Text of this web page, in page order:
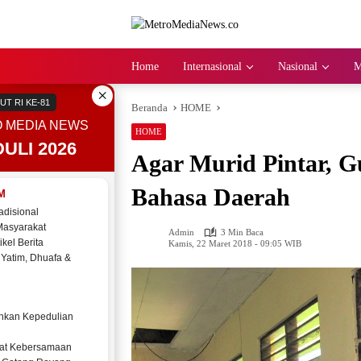
Home Internasional Nasional
×
RI KE-81
MEDIA NEWS
2026
Berita
Dhuafa &
Kepedulian
Kebersamaan
Beranda HOME
HOME
Agar Murid Pintar,
Bahasa Daerah
Admin
3 Min Baca
Kamis, 22 Maret 2018 - 09:05 WIB